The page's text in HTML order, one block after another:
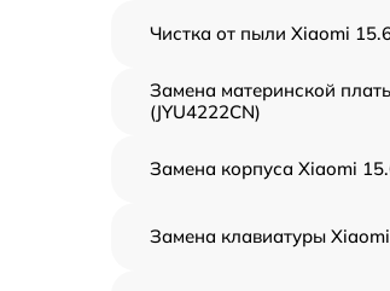
Чистка от пыли Xiaomi
Замена материнской
(JYU4222CN)
Замена корпуса Xiaomi
Замена клавиатуры